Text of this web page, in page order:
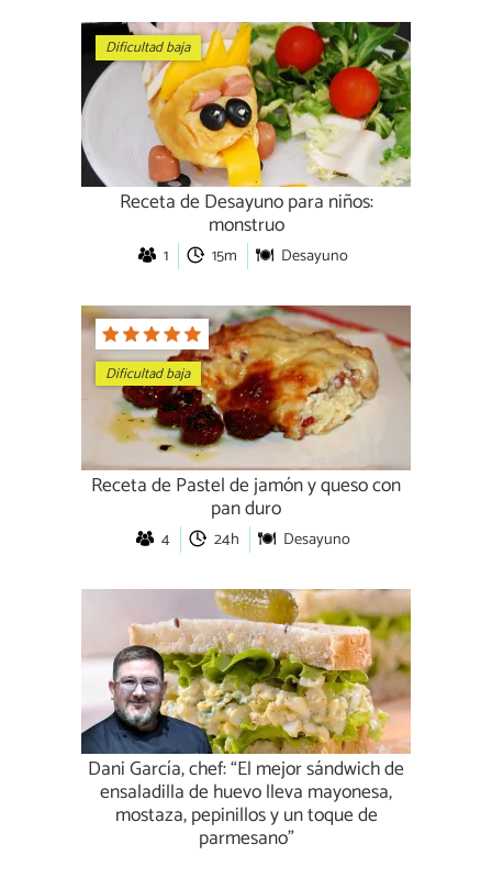
Dificultad baja
Receta de Desayuno para niños:
monstruo
1 15m Desayuno
Dificultad baja
Receta de Pastel de jamón y queso con
pan duro
4 24h Desayuno
Dani García, chef: “El mejor sándwich de
ensaladilla de huevo lleva mayonesa,
mostaza, pepinillos y un toque de
parmesano”